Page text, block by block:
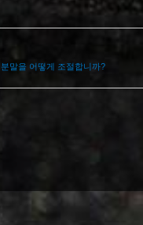
말을 어떻게 조절합니까?